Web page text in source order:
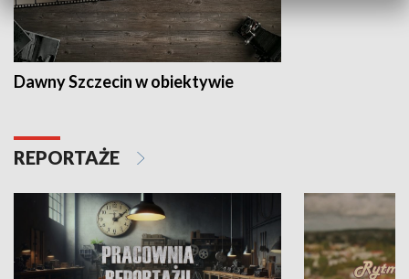
Dawny Szczecin w obiektywie
REPORTAŻE